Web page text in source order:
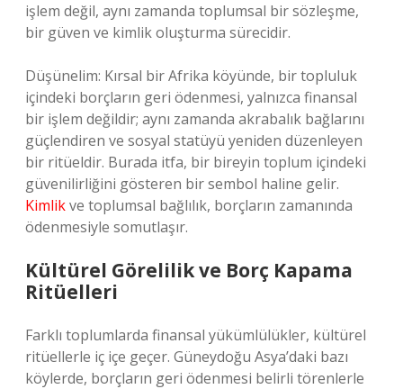
işlem değil, aynı zamanda toplumsal bir sözleşme,
bir güven ve kimlik oluşturma sürecidir.
Düşünelim: Kırsal bir Afrika köyünde, bir topluluk
içindeki borçların geri ödenmesi, yalnızca finansal
bir işlem değildir; aynı zamanda akrabalık bağlarını
güçlendiren ve sosyal statüyü yeniden düzenleyen
bir ritüeldir. Burada itfa, bir bireyin toplum içindeki
güvenilirliğini gösteren bir sembol haline gelir.
Kimlikve toplumsal bağlılık, borçların zamanında
ödenmesiyle somutlaşır.
Kültürel Görelilik ve Borç Kapama
Ritüelleri
Farklı toplumlarda finansal yükümlülükler, kültürel
ritüellerle iç içe geçer. Güneydoğu Asya’daki bazı
köylerde, borçların geri ödenmesi belirli törenlerle